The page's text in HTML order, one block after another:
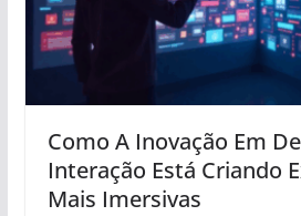
Como A Inovação Em
Interação Está Criando
Mais Imersivas